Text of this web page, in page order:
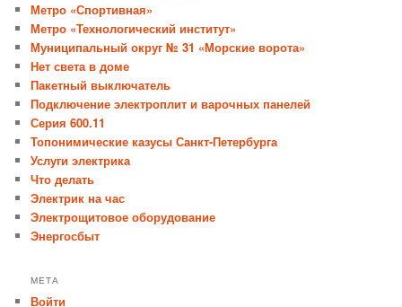
Метро «Спортивная»
Метро «Технологический институт»
Муниципальный округ № 31 «Морские ворота»
Нет света в доме
Пакетный выключатель
Подключение электроплит и варочных панелей
Серия 600.11
Топонимические казусы Санкт-Петербурга
Услуги электрика
Что делать
Электрик на час
Электрощитовое оборудование
Энергосбыт
МЕТА
Войти